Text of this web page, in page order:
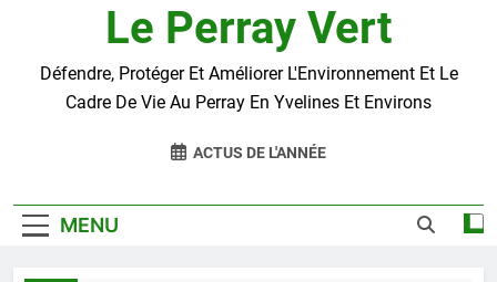
Le Perray Vert
Défendre, Protéger Et Améliorer L'Environnement Et Le
Cadre De Vie Au Perray En Yvelines Et Environs
ACTUS DE L'ANNÉE
MENU